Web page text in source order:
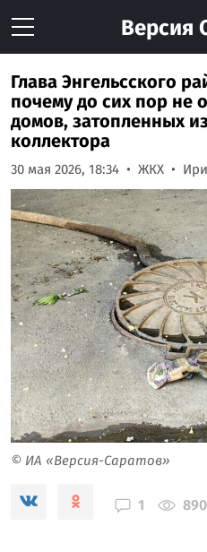
Версия
Глава Энгельсского
почему до сих пор не
домов, затопленных
коллектора
30 мая 2026, 18:34 ЖКХ
© ИА «Версия-Саратов»
1